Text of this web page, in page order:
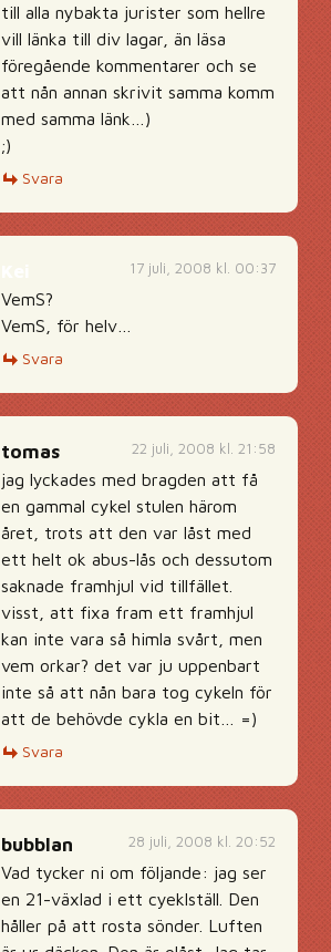
till alla nybakta jurister som hellre
vill länka till div lagar, än läsa
föregående kommentarer och se
att nån annan skrivit samma komm
med samma länk…)
;)
Svara
17 juli, 2008 kl. 00:37
VemS?
VemS, för helv…
Svara
22 juli, 2008 kl. 21:58
tomas
jag lyckades med bragden att få
en gammal cykel stulen härom
året, trots att den var låst med
ett helt ok abus-lås och dessutom
saknade framhjul vid tillfället.
visst, att fixa fram ett framhjul
kan inte vara så himla svårt, men
vem orkar? det var ju uppenbart
inte så att nån bara tog cykeln för
att de behövde cykla en bit… =)
Svara
28 juli, 2008 kl. 20:52
bubblan
Vad tycker ni om följande: jag ser
en 21-växlad i ett cyeklställ. Den
håller på att rosta sönder. Luften